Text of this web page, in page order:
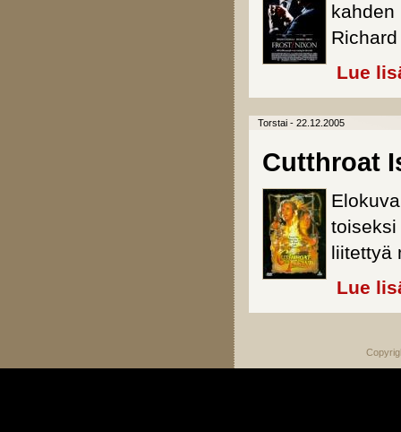
kahden
Lue
Torstai - 22.12.2005
Cutthroat
toiseksi
liitettyä
Lue